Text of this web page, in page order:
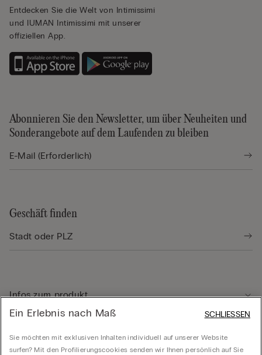
Entdecken Sie die Welt von Intimissimi
und IUMAN Intimissimi mit unserer
offiziellen App.
Abonnieren Sie den Newsletter, um über Neuheiten und
Sonderangebote auf dem Laufenden zu bleiben
Geschäft finden
Infos zum produkt
Ein Erlebnis nach Maß
Sie möchten mit exklusiven Inhalten individuell auf unserer Website
surfen? Mit den Profilierungscookies senden wir Ihnen persönlich auf Sie
SCHLIESSEN